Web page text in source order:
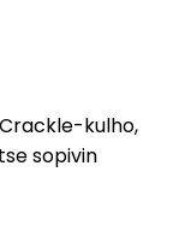
kulho,
sopivin